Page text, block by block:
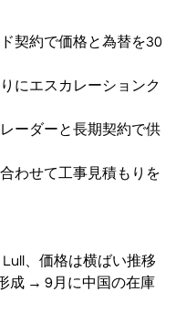
契約で価格と為替を30
にエスカレーションク
ーダーと長期契約で供
わせて工事見積もりを
、価格は横ばい推移
成 → 9月に中国の在庫